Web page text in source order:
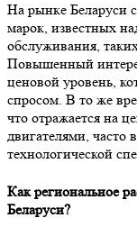
На рынке Беларуси
марок, известных
обслуживания,
Повышенный
ценовой уровень,
спросом. В то же
что отражается на
двигателями, часто
технологической
Как региональное
Беларуси?